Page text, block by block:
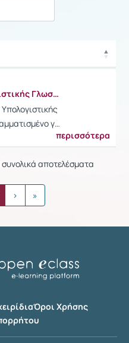
Αναβολή μαθήματος Υπολογιστικής Γλωσσολογίας 18/4/2018
γ…
περισσότερα
αποτελέσματα
› »
Όροι Χρήσης